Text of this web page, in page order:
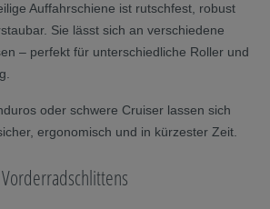
Auffahrschiene ist rutschfest, robust
Sie lässt sich an verschiedene
– perfekt für unterschiedliche Roller und
oder schwere Cruiser lassen sich
ergonomisch und in kürzester Zeit.